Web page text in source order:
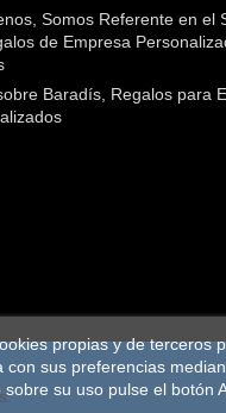
Somos Referente en el
de Empresa
Baradís, Regalos para
propias y de terceros
con sus preferencias
su uso pulse el botón